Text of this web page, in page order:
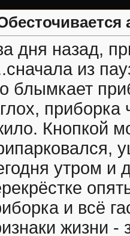
дня назад,
из
блымкает
Кнопкой
утром и
и всё
жизни -